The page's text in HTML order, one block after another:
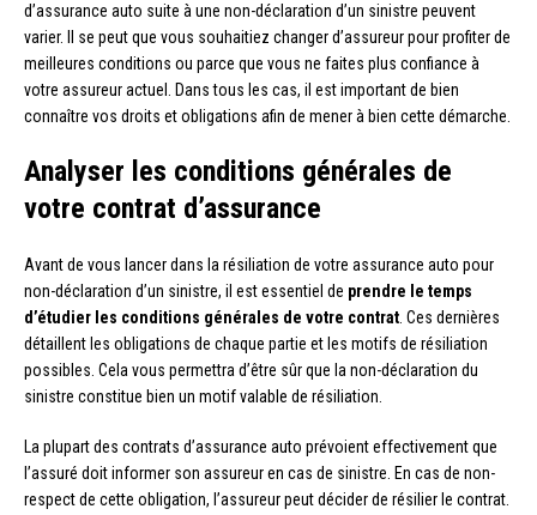
d’assurance auto suite à une non-déclaration d’un sinistre peuvent
varier. Il se peut que vous souhaitiez changer d’assureur pour profiter de
meilleures conditions ou parce que vous ne faites plus confiance à
votre assureur actuel. Dans tous les cas, il est important de bien
connaître vos droits et obligations afin de mener à bien cette démarche.
Analyser les conditions générales de
votre contrat d’assurance
Avant de vous lancer dans la résiliation de votre assurance auto pour
non-déclaration d’un sinistre, il est essentiel de prendre le temps
d’étudier les conditions générales de votre contrat . Ces dernières
détaillent les obligations de chaque partie et les motifs de résiliation
possibles. Cela vous permettra d’être sûr que la non-déclaration du
sinistre constitue bien un motif valable de résiliation.
La plupart des contrats d’assurance auto prévoient effectivement que
l’assuré doit informer son assureur en cas de sinistre. En cas de non-
respect de cette obligation, l’assureur peut décider de résilier le contrat.